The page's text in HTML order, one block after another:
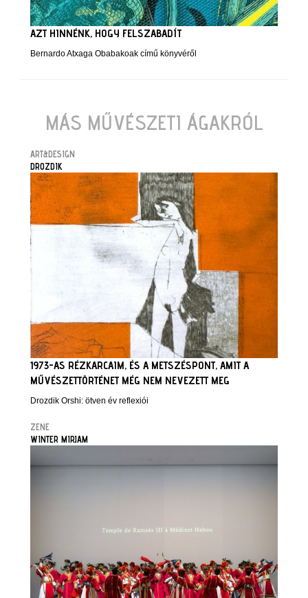
AZT HINNÉNK, HOGY FELSZABADÍT
Bernardo Atxaga Obabakoak című könyvéről
MÁS MŰVÉSZETI ÁGAKRÓL
ART&DESIGN
DROZDIK
1973-AS RÉZKARCAIM, ÉS A METSZÉSPONT, AMIT A
MŰVÉSZETTÖRTÉNET MÉG NEM NEVEZETT MEG
Drozdik Orshi: ötven év reflexiói
ZENE
WINTER MIRJAM